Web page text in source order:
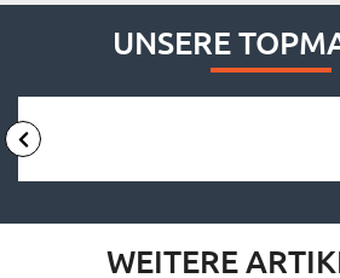
UNSERE
WEITERE